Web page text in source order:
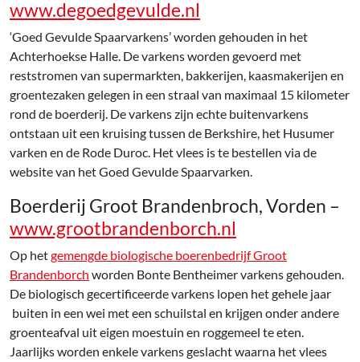
www.degoedgevulde.nl
‘Goed Gevulde Spaarvarkens’ worden gehouden in het
Achterhoekse Halle. De varkens worden gevoerd met
reststromen van supermarkten, bakkerijen, kaasmakerijen en
groentezaken gelegen in een straal van maximaal 15 kilometer
rond de boerderij. De varkens zijn echte buitenvarkens
ontstaan uit een kruising tussen de Berkshire, het Husumer
varken en de Rode Duroc. Het vlees is te bestellen via de
website van het Goed Gevulde Spaarvarken.
Boerderij Groot Brandenbroch, Vorden –
www.grootbrandenborch.nl
Op hetgemengde biologische boerenbedrijf Groot
Brandenborch worden Bonte Bentheimer varkens gehouden.
De biologisch gecertificeerde varkens lopen het gehele jaar
buiten in een wei met een schuilstal en krijgen onder andere
groenteafval uit eigen moestuin en roggemeel te eten.
Jaarlijks worden enkele varkens geslacht waarna het vlees